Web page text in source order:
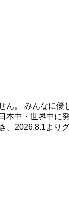
。 みんなに
中・世界中
2026.8.1より